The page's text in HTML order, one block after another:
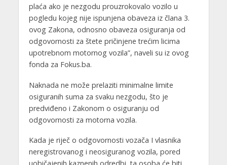
plaća ako je nezgodu prouzrokovalo vozilo u
pogledu kojeg nije ispunjena obaveza iz člana 3.
ovog Zakona, odnosno obaveza osiguranja od
odgovornosti za štete pričinjene trećim licima
upotrebnom motornog vozila”, naveli su iz ovog
fonda za Fokus.ba.
Naknada ne može prelaziti minimalne limite
osiguranih suma za svaku nezgodu, što je
predviđeno i Zakonom o osiguranju od
odgovornosti za motorna vozila.
Kada je riječ o odgovornosti vozača I vlasnika
neregistrovanog i neosiguranog vozila, pored